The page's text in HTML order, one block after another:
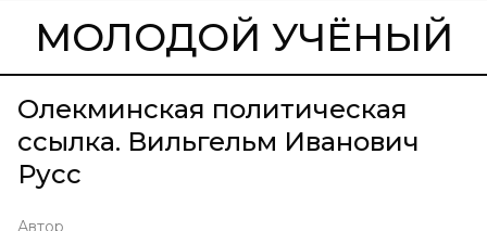
МОЛОДОЙ УЧЁНЫЙ
Олекминская политическая
ссылка. Вильгельм Иванович
Русс
Автор